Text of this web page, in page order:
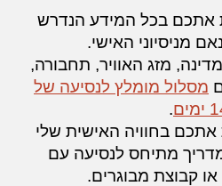
אתכם בכל המידע הנדרש
מניסיוני האישי.
מזג האוויר, תחבורה,
מסלול מומלץ לנסיעה של
.
אתכם בחוויה האישית שלי
מתיחס לנסיעה עם
או קבוצת מבוגרים.